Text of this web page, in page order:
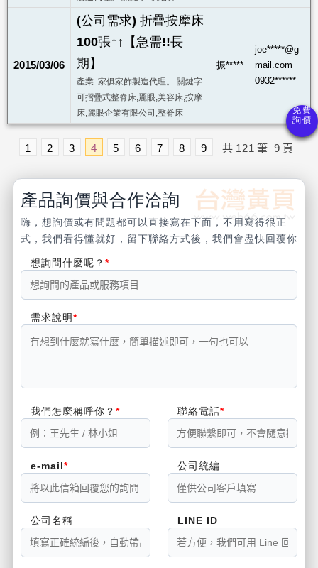
2015/03/06
(公司需求) 折疊按摩床
100張↑↑【急需!!長
期】
產業: 家俱家飾製造代理。 關鍵字:
可摺疊式整脊床,麗眼,美容床,按摩
床,麗眼企業有限公司,整脊床
振*****
joe*****@g
mail.com
0932******
1 2 3 4 5 6 7 8 9 共 121 筆 9 頁
產品詢價與合作洽詢
嗨，想詢價或有問題都可以直接寫在下面，不用寫得很正
式，我們看得懂就好，留下聯絡方式後，我們會盡快回覆你
想詢問什麼呢？
需求說明
我們怎麼稱呼你？ 聯絡電話
e-mail 公司統編
公司名稱 LINE ID